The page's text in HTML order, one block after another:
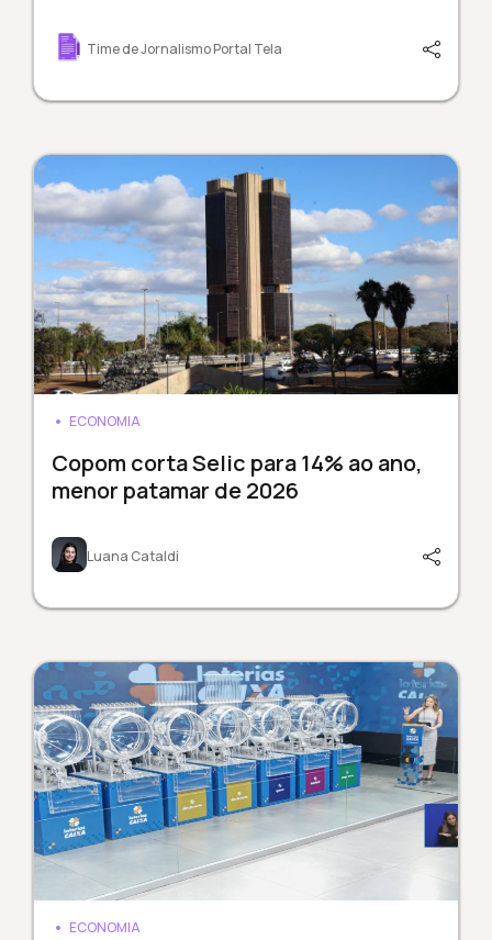
Time de Jornalismo Portal Tela
ECONOMIA
Copom corta Selic para 14% ao ano,
menor patamar de 2026
Luana Cataldi
ECONOMIA